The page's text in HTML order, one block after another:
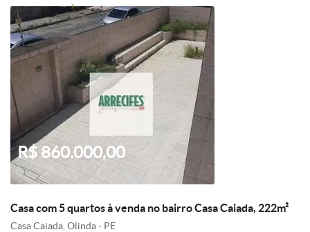
R$ 860.000,00
Casa com 5 quartos à venda no bairro Casa Caiada, 222m²
Casa Caiada, Olinda - PE